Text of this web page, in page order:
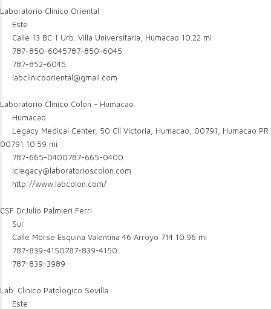
Laboratorio Clinico Oriental
Este
Calle 13 BC 1 Urb. Villa Universitaria, Humacao 10.22 mi
787-850-6045787-850-6045
787-852-6045
labclinicooriental@gmail.com
Laboratorio Clinico Colon - Humacao
Humacao
Legacy Medical Center, 50 Cll Victoria, Humacao, 00791, Humacao PR
00791 10.59 mi
787-665-0400787-665-0400
lclegacy@laboratorioscolon.com
http://www.labcolon.com/
CSF DrJulio Palmieri Ferri
Sur
Calle Morse Esquina Valentina 46 Arroyo 714 10.96 mi
787-839-4150787-839-4150
787-839-3989
Lab. Clinico Patologico Sevilla
Este